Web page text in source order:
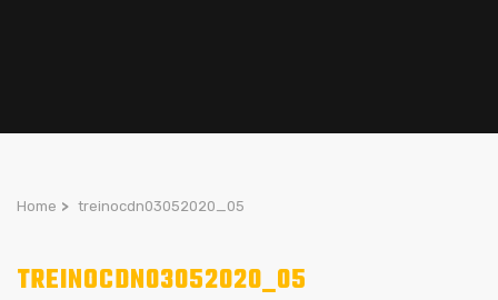
Home > treinocdn03052020_05
TREINOCDN03052020_05